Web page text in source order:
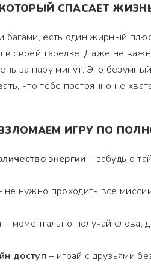
СПАСАЕТ
есть один жирный
в своей тарелке. Даже не
за пару минут. Это
что тебе постоянно не
ИГРУ ПО
энергии – забудь о
не нужно проходить все
– моментально получай слова,
доступ – играй с друзьями